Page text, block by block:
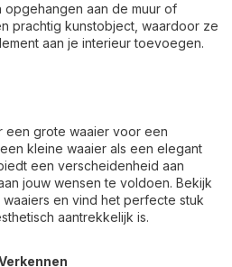
aan de muur of
prachtig kunstobject, waardoor ze
aan je interieur toevoegen.
een grote waaier voor een
kleine waaier als een elegant
een verscheidenheid aan
jouw wensen te voldoen. Bekijk
en vind het perfecte stuk
aantrekkelijk is.